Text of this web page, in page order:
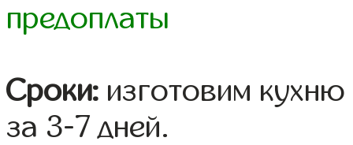
предоплаты
Сроки: изготовим
за 3-7 дней.